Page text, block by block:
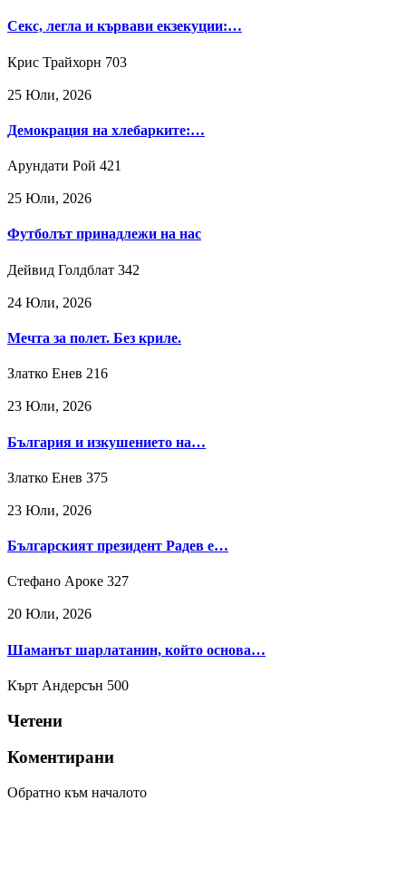
Секс, легла и кървави екзекуции:…
Крис Трайхорн 703
25 Юли, 2026
Демокрация на хлебарките:…
Арундати Рой 421
25 Юли, 2026
Футболът принадлежи на нас
Дейвид Голдблат 342
24 Юли, 2026
Мечта за полет. Без криле.
Златко Енев 216
23 Юли, 2026
България и изкушението на…
Златко Енев 375
23 Юли, 2026
Българският президент Радев е…
Стефано Ароке 327
20 Юли, 2026
Шаманът шарлатанин, който основа…
Кърт Андерсън 500
Четени
Коментирани
Обратно към началото